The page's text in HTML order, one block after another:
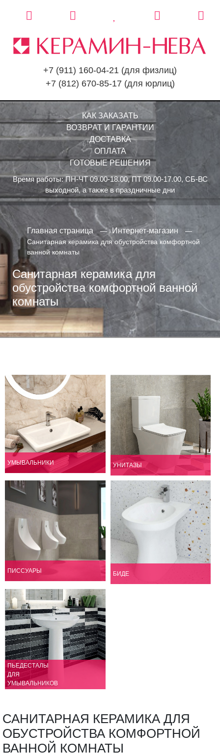
+7 (911) 160-04-21 (для физлиц)
+7 (812) 670-85-17 (для юрлиц)
КАК ЗАКАЗАТЬ
ВОЗВРАТ И ГАРАНТИИ
ДОСТАВКА
ОПЛАТА
ГОТОВЫЕ РЕШЕНИЯ
Время работы: ПН-ЧТ 09.00-18.00, ПТ 09.00-17.00, СБ-ВС
выходной, а также в праздничные дни
Главная страница Интернет-магазин
Санитарная керамика для обустройства комфортной
ванной комнаты
Санитарная керамика для
обустройства комфортной ванной
комнаты
УМЫВАЛЬНИКИ УНИТАЗЫ
ПИССУАРЫ БИДЕ
ПЬЕДЕСТАЛЫ
ДЛЯ
УМЫВАЛЬНИКОВ
САНИТАРНАЯ КЕРАМИКА ДЛЯ
ОБУСТРОЙСТВА КОМФОРТНОЙ
ВАННОЙ КОМНАТЫ